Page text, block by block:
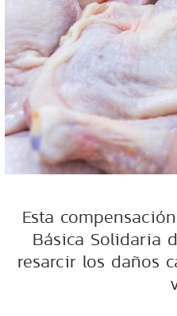
Esta
Básica Solidaria
resarcir los daños